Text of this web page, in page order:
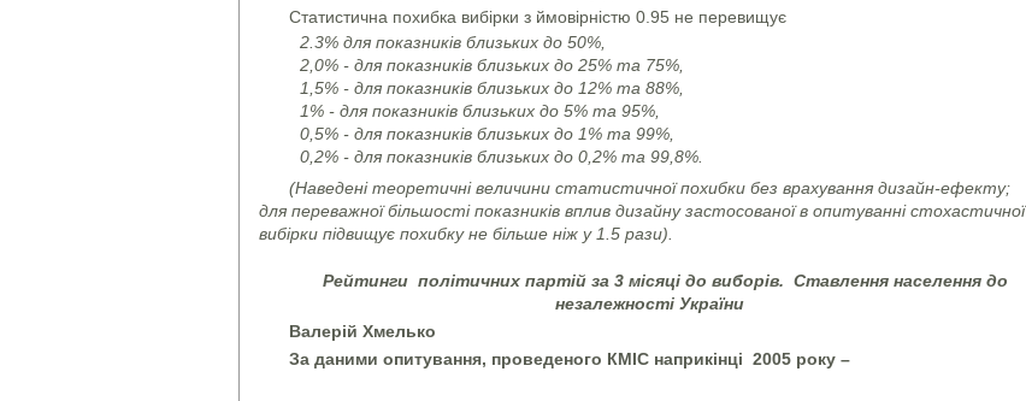
Статистична похибка вибірки з ймовірністю 0.95 не перевищує
2.3% для показників близьких до 50%,
2,0% - для показників близьких до 25% та 75%,
1,5% - для показників близьких до 12% та 88%,
1% - для показників близьких до 5% та 95%,
0,5% - для показників близьких до 1% та 99%,
0,2% - для показників близьких до 0,2% та 99,8%.
(Наведені теоретичні величини статистичної похибки без врахування дизайн-ефекту;
для переважної більшості показників вплив дизайну застосованої в опитуванні стохастичної
вибірки підвищує похибку не більше ніж у 1.5 рази).
Рейтинги політичних партій за 3 місяці до виборів. Ставлення населення до
незалежності України
Валерій Хмелько
За даними опитування, проведеного КМІС наприкінці 2005 року –